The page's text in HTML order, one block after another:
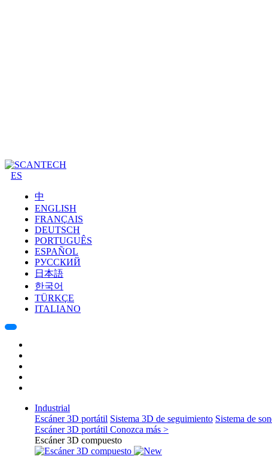
ES
中
ENGLISH
FRANÇAIS
DEUTSCH
PORTUGUÊS
ESPAÑOL
РУССКИЙ
日本語
한국어
TÜRKÇE
ITALIANO
Industrial
Escáner 3D portátil Sistema 3D de seguimiento Sistema de
Escáner 3D portátil Conozca más >
Escáner 3D compuesto